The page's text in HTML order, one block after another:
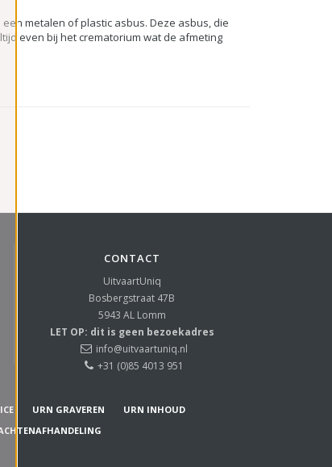
metalen of plastic asbus. Deze asbus, die
even bij het crematorium wat de afmeting
CONTACT
UitvaartUniq
Bosbergstraat 47B
5943 AL Lomm
LET OP: dit is geen bezoekadres
info@uitvaartuniq.nl
+31 (0)85 4013 951
URN GRAVEREN
URN INHOUD